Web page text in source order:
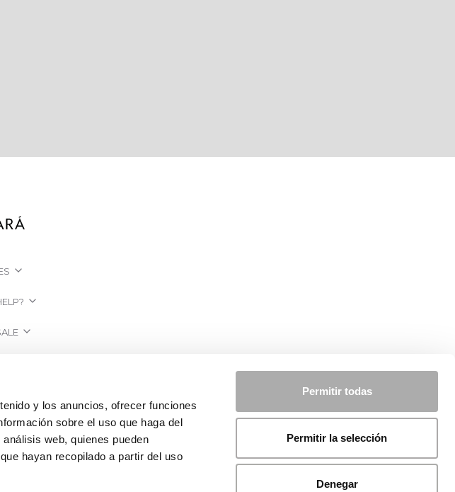
y los anuncios, ofrecer funciones
sobre el uso que haga del
web, quienes pueden
hayan recopilado a partir del uso
Permitir todas
Permitir la selección
Denegar